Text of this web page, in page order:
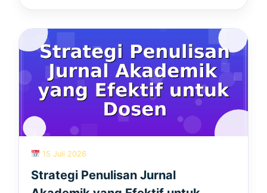
15 Juli 2026
Strategi Penulisan Jurnal